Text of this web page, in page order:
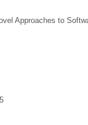
Approaches to